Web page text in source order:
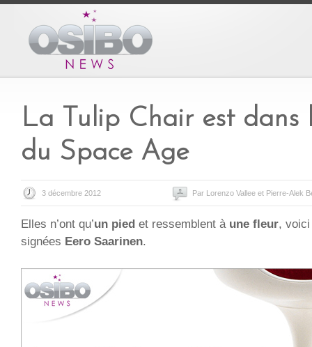
La Tulip Chair est dans
du Space Age
3 décembre 2012 Par Lorenzo Vallee et Pierre-Alek
Elles n’ont qu’un pied et ressemblent à une fleur,
signées Eero Saarinen.